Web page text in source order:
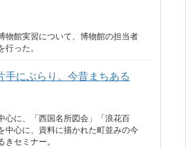
物館実習について、博物館の担当者
った。
手にぶらり。今昔まちある
心に、「西国名所図会」「浪花百
中心に、資料に描かれた町並みの今
セミナー。